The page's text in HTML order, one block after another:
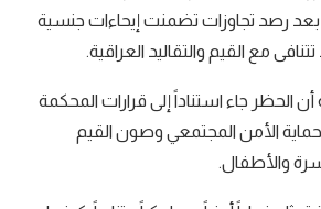
بعد رصد تجاوزات تضمنت إيحاءات جنسية
مع القيم والتقاليد العراقية.
أن الحظر جاء استناداً إلى قرارات المحكمة
حماية الأمن المجتمعي وصون القيم
والأطفال.